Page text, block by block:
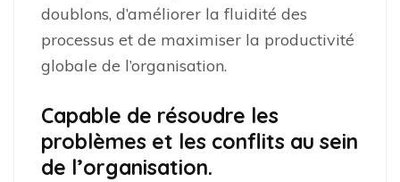
doublons, d’améliorer la fluidité des
processus et de maximiser la productivité
globale de l’organisation.
Capable de résoudre les
problèmes et les conflits au sein
de l’organisation.